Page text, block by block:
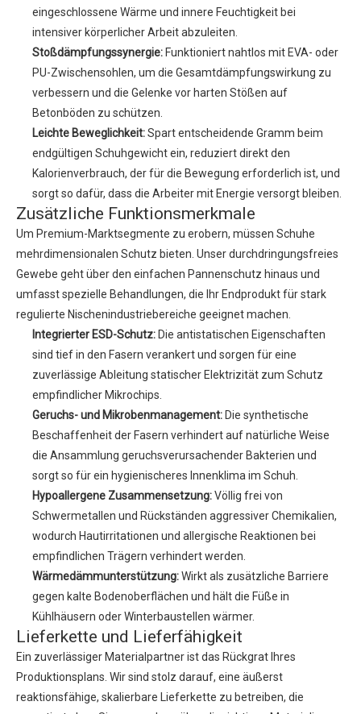
eingeschlossene Wärme und innere Feuchtigkeit bei
intensiver körperlicher Arbeit abzuleiten.
Stoßdämpfungssynergie: Funktioniert nahtlos mit EVA- oder
PU-Zwischensohlen, um die Gesamtdämpfungswirkung zu
verbessern und die Gelenke vor harten Stößen auf
Betonböden zu schützen.
Leichte Beweglichkeit:Spart entscheidende Gramm beim
endgültigen Schuhgewicht ein, reduziert direkt den
Kalorienverbrauch, der für die Bewegung erforderlich ist, und
sorgt so dafür, dass die Arbeiter mit Energie versorgt bleiben.
Zusätzliche Funktionsmerkmale
Um Premium-Marktsegmente zu erobern, müssen Schuhe
mehrdimensionalen Schutz bieten. Unser durchdringungsfreies
Gewebe geht über den einfachen Pannenschutz hinaus und
umfasst spezielle Behandlungen, die Ihr Endprodukt für stark
regulierte Nischenindustriebereiche geeignet machen.
Integrierter ESD-Schutz: Die antistatischen Eigenschaften
sind tief in den Fasern verankert und sorgen für eine
zuverlässige Ableitung statischer Elektrizität zum Schutz
empfindlicher Mikrochips.
Geruchs- und Mikrobenmanagement: Die synthetische
Beschaffenheit der Fasern verhindert auf natürliche Weise
die Ansammlung geruchsverursachender Bakterien und
sorgt so für ein hygienischeres Innenklima im Schuh.
Hypoallergene Zusammensetzung:Völlig frei von
Schwermetallen und Rückständen aggressiver Chemikalien,
wodurch Hautirritationen und allergische Reaktionen bei
empfindlichen Trägern verhindert werden.
Wärmedämmunterstützung:Wirkt als zusätzliche Barriere
gegen kalte Bodenoberflächen und hält die Füße in
Kühlhäusern oder Winterbaustellen wärmer.
Lieferkette und Lieferfähigkeit
Ein zuverlässiger Materialpartner ist das Rückgrat Ihres
Produktionsplans. Wir sind stolz darauf, eine äußerst
reaktionsfähige, skalierbare Lieferkette zu betreiben, die